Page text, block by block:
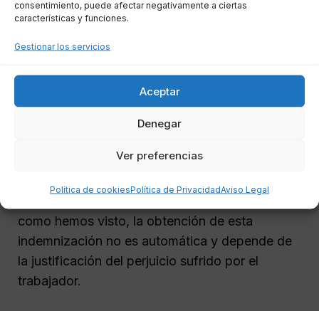
consentimiento, puede afectar negativamente a ciertas
características y funciones.
Gestionar los servicios
Aceptar
Denegar
Ver preferencias
Política de cookiesPolítica de PrivacidadAviso Legal
tiene derecho a una indemnización al optar por
¿Cuánto es la indemnización
por modificación sustancial?
de las condiciones de trabajo es, en general, de
como hemos visto, la obtención de esta
indemnización no es automática y depende de
la justificación del perjuicio sufrido por el
trabajador.